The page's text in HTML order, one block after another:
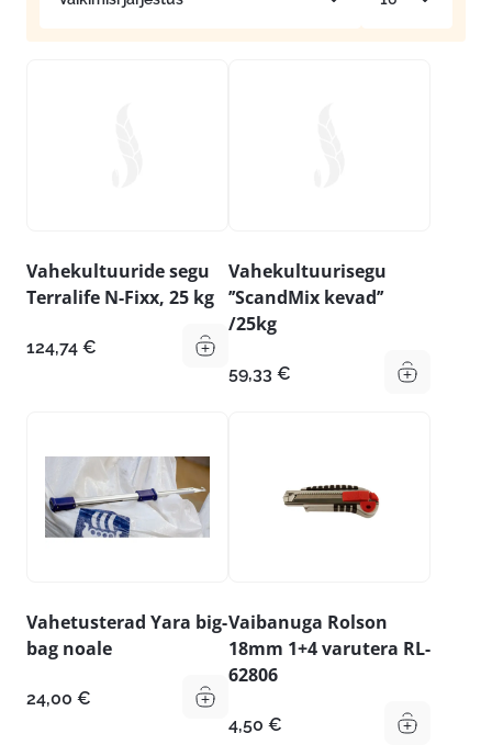
Vahekultuuride segu
Terralife N-Fixx, 25 kg
124,74 €
Vahekultuurisegu
’’ScandMix kevad’’
/25kg
59,33 €
Vahetusterad Yara big-
bag noale
24,00 €
Vaibanuga Rolson
18mm 1+4 varutera RL-
62806
4,50 €